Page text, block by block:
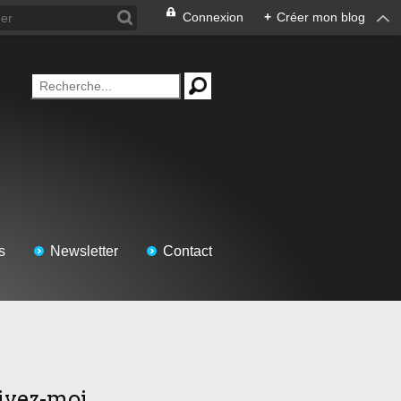
Connexion + Créer mon blog
Newsletter Contact